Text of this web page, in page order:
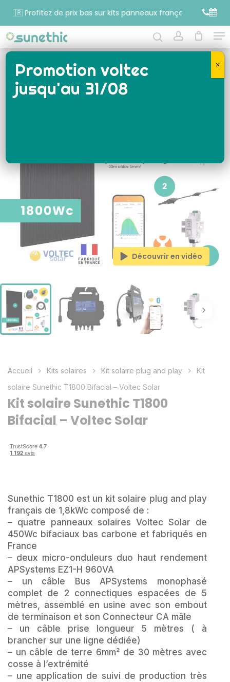
Profitez de prix bas sur kits panneaux français grâce à TVA
Rechercher…
account
Découvrir en vidéo
Accueil Kits solaires Kit solaire plug and play
Kit
solaire Sunethic T1800 Bifacial – Voltec Solar
Kit solaire Sunethic T1800
Bifacial – Voltec Solar
Sunethic T1800 est un kit solaire plug and play
français de 1,8kWc composé de :
– quatre panneaux solaires Voltec Solar de
450Wc bifaciaux bas carbone et fabriqués en
France
– deux micro-onduleurs duo haut rendement
APSystems EZ1-H 960VA
– un câble Bus APSystems monophasé
complet de 2 connectiques espacées de 5
mètres, assemblé en usine avec son embout
de terminaison et son Connecteur CA mâle
– un câble prise longueur 5 mètres ( à
brancher sur une ligne dédiée)
– un câble de terre 6mm² de 30 mètres avec
cosse à l’extrémité
– une application de suivi de production très
Close
Menu
Promotion voltec
jusqu'au 31/08
⤬